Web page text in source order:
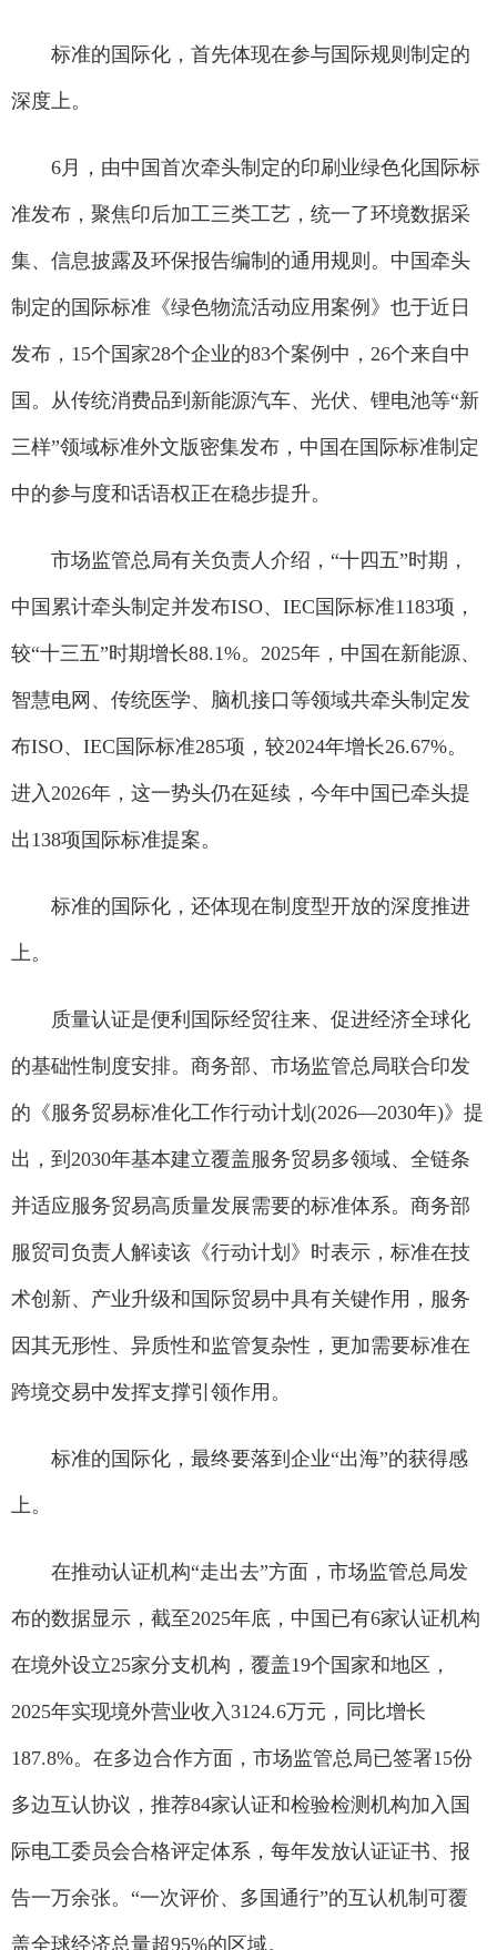
标准的国际化，首先体现在参与国际规则制定的
深度上。
6月，由中国首次牵头制定的印刷业绿色化国际标
准发布，聚焦印后加工三类工艺，统一了环境数据采
集、信息披露及环保报告编制的通用规则。中国牵头
制定的国际标准《绿色物流活动应用案例》也于近日
发布，15个国家28个企业的83个案例中，26个来自中
国。从传统消费品到新能源汽车、光伏、锂电池等“新
三样”领域标准外文版密集发布，中国在国际标准制定
中的参与度和话语权正在稳步提升。
市场监管总局有关负责人介绍，“十四五”时期，
中国累计牵头制定并发布ISO、IEC国际标准1183项，
较“十三五”时期增长88.1%。2025年，中国在新能源、
智慧电网、传统医学、脑机接口等领域共牵头制定发
布ISO、IEC国际标准285项，较2024年增长26.67%。
进入2026年，这一势头仍在延续，今年中国已牵头提
出138项国际标准提案。
标准的国际化，还体现在制度型开放的深度推进
上。
质量认证是便利国际经贸往来、促进经济全球化
的基础性制度安排。商务部、市场监管总局联合印发
的《服务贸易标准化工作行动计划(2026—2030年)》提
出，到2030年基本建立覆盖服务贸易多领域、全链条
并适应服务贸易高质量发展需要的标准体系。商务部
服贸司负责人解读该《行动计划》时表示，标准在技
术创新、产业升级和国际贸易中具有关键作用，服务
因其无形性、异质性和监管复杂性，更加需要标准在
跨境交易中发挥支撑引领作用。
标准的国际化，最终要落到企业“出海”的获得感
上。
在推动认证机构“走出去”方面，市场监管总局发
布的数据显示，截至2025年底，中国已有6家认证机构
在境外设立25家分支机构，覆盖19个国家和地区，
2025年实现境外营业收入3124.6万元，同比增长
187.8%。在多边合作方面，市场监管总局已签署15份
多边互认协议，推荐84家认证和检验检测机构加入国
际电工委员会合格评定体系，每年发放认证证书、报
告一万余张。“一次评价、多国通行”的互认机制可覆
盖全球经济总量超95%的区域。